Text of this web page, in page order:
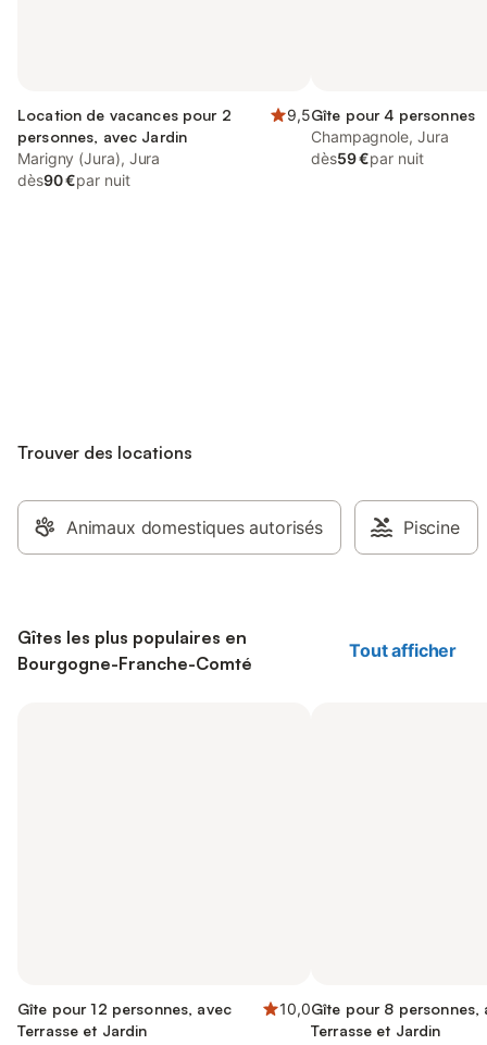
Location de vacances pour 2
personnes, avec Jardin
9,5
Marigny (Jura), Jura
dès90 €par nuit
Gîte pour 4 personnes
Champagnole, Jura
dès59 €par nuit
Trouver des locations
Animaux domestiques autorisés Piscine
Gîtes les plus populaires en
Bourgogne-Franche-Comté
Tout afficher
Gîte pour 12 personnes, avec
Terrasse et Jardin
10,0Gîte pour 8 personnes,
Terrasse et Jardin